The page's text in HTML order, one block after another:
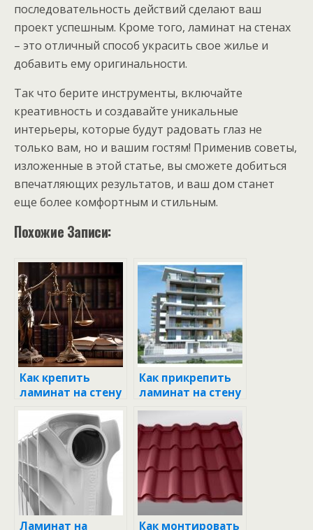
последовательность действий сделают ваш
проект успешным. Кроме того, ламинат на стенах
– это отличный способ украсить свое жилье и
добавить ему оригинальности.
Так что берите инструменты, включайте
креативность и создавайте уникальные
интерьеры, которые будут радовать глаз не
только вам, но и вашим гостям! Применив советы,
изложенные в этой статье, вы сможете добиться
впечатляющих результатов, и ваш дом станет
еще более комфортным и стильным.
Похожие Записи:
Как крепить
ламинат на стену
горизонтально
на гипсокартон:
пошаговое
руководство
Как прикрепить
ламинат на стену
вертикально:
пошаговое
руководство
Ламинат на Как монтировать